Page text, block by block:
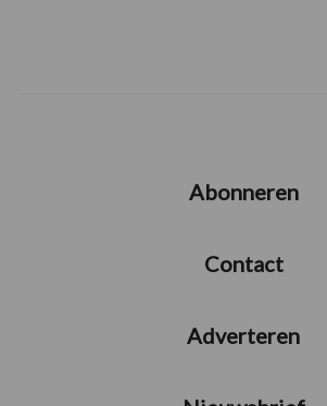
Abonneren
Contact
Adverteren